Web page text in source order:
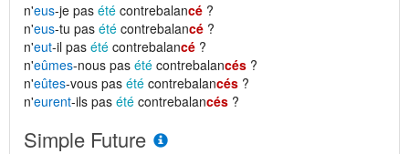
n'eus-je pas été contrebalancé ?
n'eus-tu pas été contrebalancé ?
n'eut-il pas été contrebalancé ?
n'eûmes-nous pas été contrebalancés ?
n'eûtes-vous pas été contrebalancés ?
n'eurent-ils pas été contrebalancés ?
Simple Future